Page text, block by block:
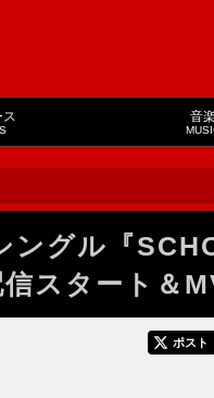
音
ングル『
スタート＆
ポスト